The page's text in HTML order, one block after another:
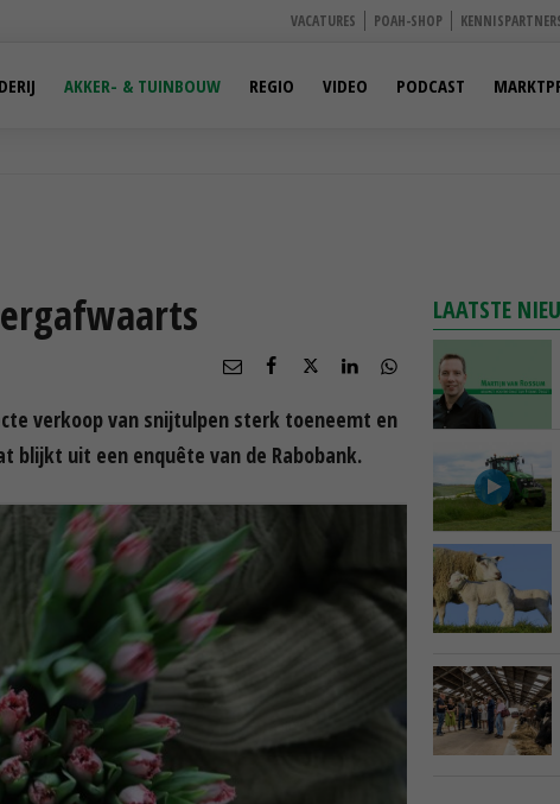
VACATURES POAH-SHOP
AKKER- & TUINBOUW REGIO VIDEO PODCAST
verkoop van snijtulpen sterk toeneemt en
blijkt uit een enquête van de Rabobank.
LAATSTE